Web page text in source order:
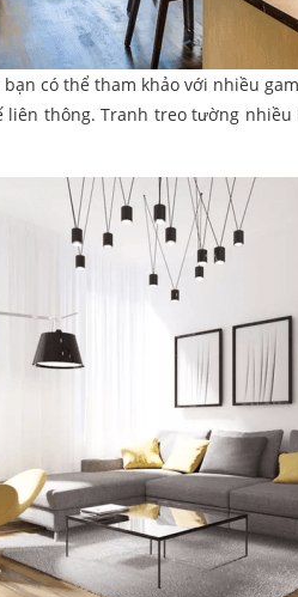
có thể tham khảo với nhiều
thông. Tranh treo tường